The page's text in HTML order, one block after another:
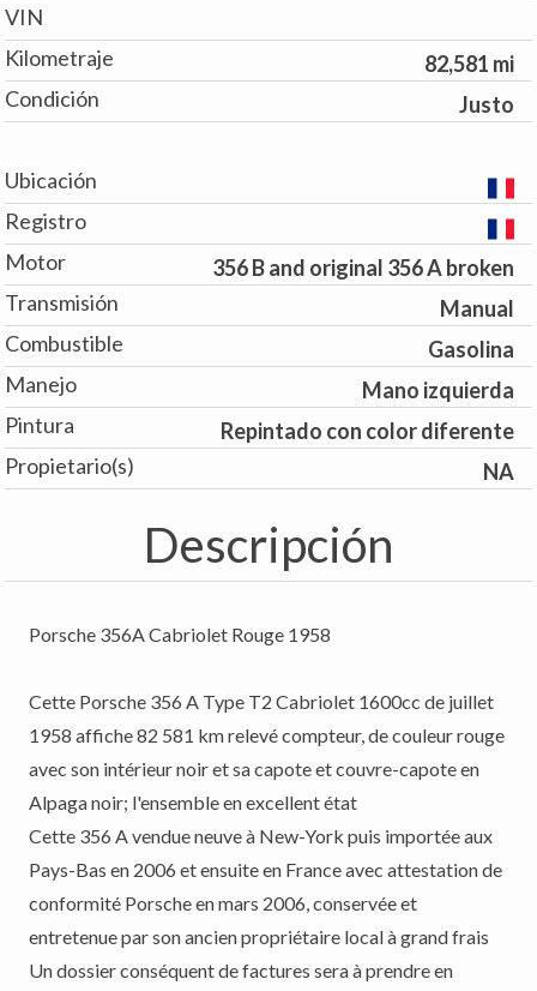
VIN
Kilometraje
82,581 mi
Condición
Justo
Ubicación
Registro
Motor
356 B and original 356 A broken
Transmisión
Manual
Combustible
Gasolina
Manejo
Mano izquierda
Pintura
Repintado con color diferente
Propietario(s)
NA
Descripción
Porsche 356A Cabriolet Rouge 1958
Cette Porsche 356 A Type T2 Cabriolet 1600cc de juillet
1958 affiche 82 581 km relevé compteur, de couleur rouge
avec son intérieur noir et sa capote et couvre-capote en
Alpaga noir; l'ensemble en excellent état
Cette 356 A vendue neuve à New-York puis importée aux
Pays-Bas en 2006 et ensuite en France avec attestation de
conformité Porsche en mars 2006, conservée et
entretenue par son ancien propriétaire local à grand frais
Un dossier conséquent de factures sera à prendre en